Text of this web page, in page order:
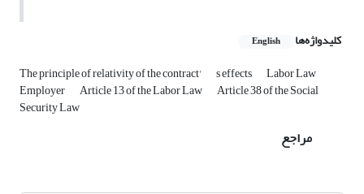
کلیدواژه‌ها English
The principle of relativity of the contract' s effects Labor Law
Employer Article 13 of the Labor Law Article 38 of the Social
Security Law
مراجع